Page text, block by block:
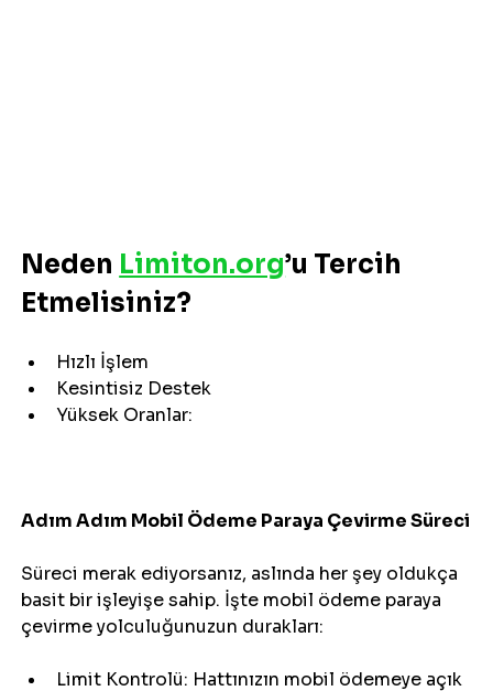
Neden Limiton.org’u Tercih
Etmelisiniz?
Hızlı İşlem
Kesintisiz Destek
Yüksek Oranlar:
Adım Adım Mobil Ödeme Paraya Çevirme Süreci
Süreci merak ediyorsanız, aslında her şey oldukça
basit bir işleyişe sahip. İşte mobil ödeme paraya
çevirme yolculuğunuzun durakları:
Limit Kontrolü: Hattınızın mobil ödemeye açık